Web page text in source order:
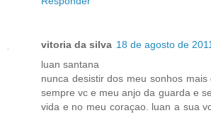
vitoria da silva 18 de agosto de
luan santana
nunca desistir dos meu sonhos
sempre vc e meu anjo da guarda e
vida e no meu coraçao. luan a sua